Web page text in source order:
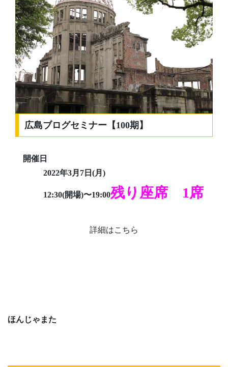
広島ブログセミナー【100期】
開催日
2022年3月7日(月)
12:30(開場)〜19:00残り座席 1席
詳細はこちら
ほんじゃまた